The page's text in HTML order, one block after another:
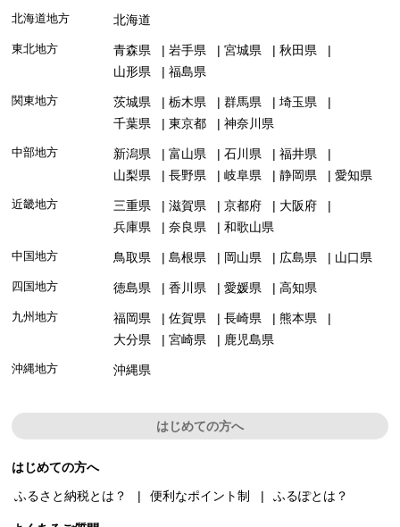
北海道地方 北海道
東北地方 青森県 岩手県 宮城県
秋田県
山形県
福島県
関東地方 茨城県 栃木県 群馬県
埼玉県
千葉県
東京都 神奈川県
中部地方 新潟県 富山県 石川県
福井県
山梨県
長野県 岐阜県 静岡県 愛知県
近畿地方 三重県 滋賀県 京都府
大阪府
兵庫県
奈良県 和歌山県
中国地方 鳥取県 島根県 岡山県 広島県 山口県
四国地方 徳島県 香川県 愛媛県 高知県
九州地方 福岡県 佐賀県 長崎県
熊本県
大分県
宮崎県 鹿児島県
沖縄地方 沖縄県
はじめての方へ
はじめての方へ
ふるさと納税とは？
便利なポイント制 ふるぽとは？